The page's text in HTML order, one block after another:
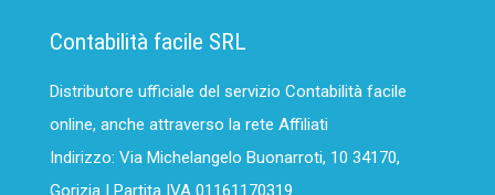
Contabilità facile SRL
Distributore ufficiale del servizio Contabilità facile
online, anche attraverso la rete Affiliati
Indirizzo: Via Michelangelo Buonarroti, 10 34170,